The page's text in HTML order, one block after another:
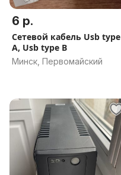
6 р.
Сетевой кабель Usb type
A, Usb type B
Минск, Первомайский